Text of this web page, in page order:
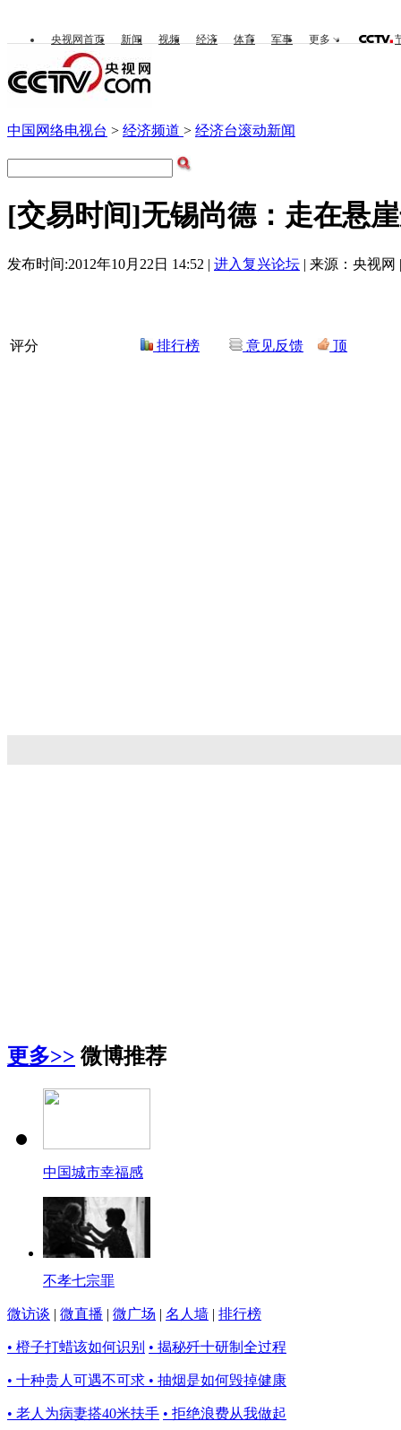
央视网首页 新闻 视频 经济 体育 军事 更多
中国网络电视台 > 经济频道 > 经济台滚动新闻
[交易时间]无锡尚德：走在悬
发布时间:2012年10月22日 14:52 | 进入复兴论坛 | 来源：央视网
评分 排行榜 意见反馈 顶
更多>> 微博推荐
中国城市幸福感
不孝七宗罪
微访谈 | 微直播 | 微广场 | 名人墙 | 排行榜
• 橙子打蜡该如何识别 • 揭秘歼十研制全过程
• 十种贵人可遇不可求 • 抽烟是如何毁掉健康
• 老人为病妻搭40米扶手 • 拒绝浪费从我做起